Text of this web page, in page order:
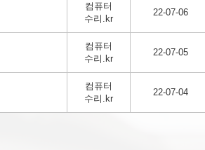
컴퓨터
수리.kr
22-07-06
컴퓨터
수리.kr
22-07-05
컴퓨터
수리.kr
22-07-04